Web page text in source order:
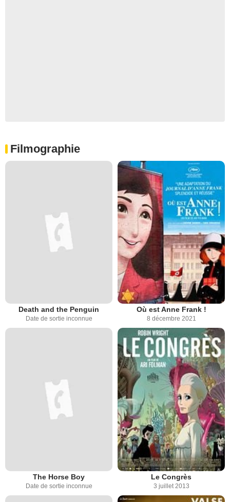
Filmographie
Death and the Penguin
Date de sortie inconnue
Où est Anne Frank !
8 décembre 2021
The Horse Boy
Date de sortie inconnue
Le Congrès
3 juillet 2013